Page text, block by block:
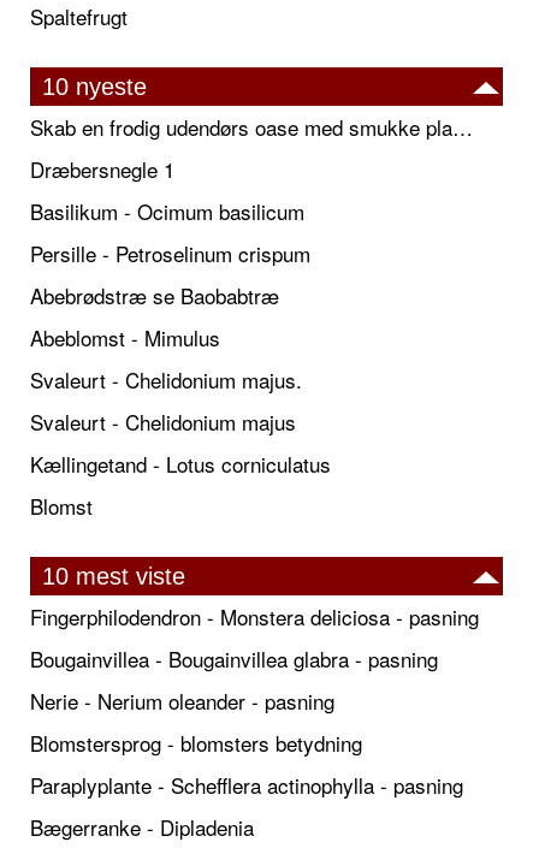
Spaltefrugt
10 nyeste
Skab en frodig udendørs oase med smukke plantekrukker og elegante espalier
Dræbersnegle 1
Basilikum - Ocimum basilicum
Persille - Petroselinum crispum
Abebrødstræ se Baobabtræ
Abeblomst - Mimulus
Svaleurt - Chelidonium majus.
Svaleurt - Chelidonium majus
Kællingetand - Lotus corniculatus
Blomst
10 mest viste
Fingerphilodendron - Monstera deliciosa - pasning
Bougainvillea - Bougainvillea glabra - pasning
Nerie - Nerium oleander - pasning
Blomstersprog - blomsters betydning
Paraplyplante - Schefflera actinophylla - pasning
Bægerranke - Dipladenia